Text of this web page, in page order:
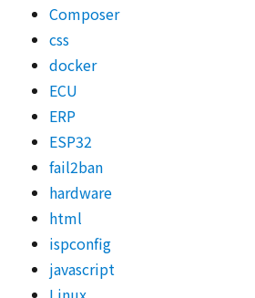
Composer
css
docker
ECU
ERP
ESP32
fail2ban
hardware
html
ispconfig
javascript